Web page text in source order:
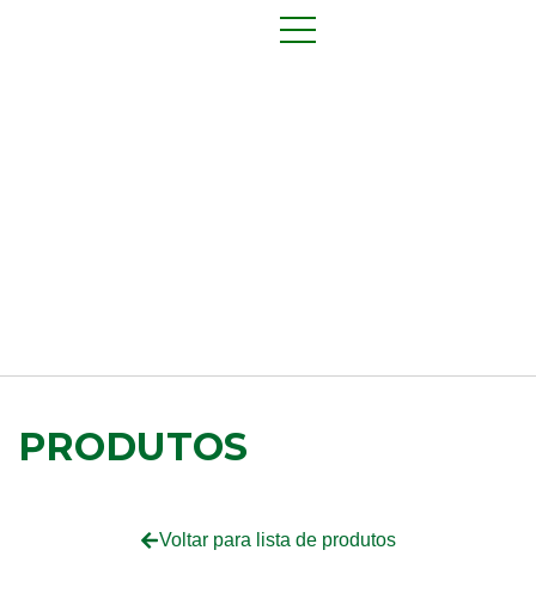
PRODUTOS
Voltar para lista de produtos